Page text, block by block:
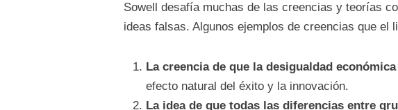
Sowell desafía muchas de las creencias y teorías
ideas falsas. Algunos ejemplos de creencias que el
La creencia de que la desigualdad
efecto natural del éxito y la innovación.
La idea de que todas las diferencias entre